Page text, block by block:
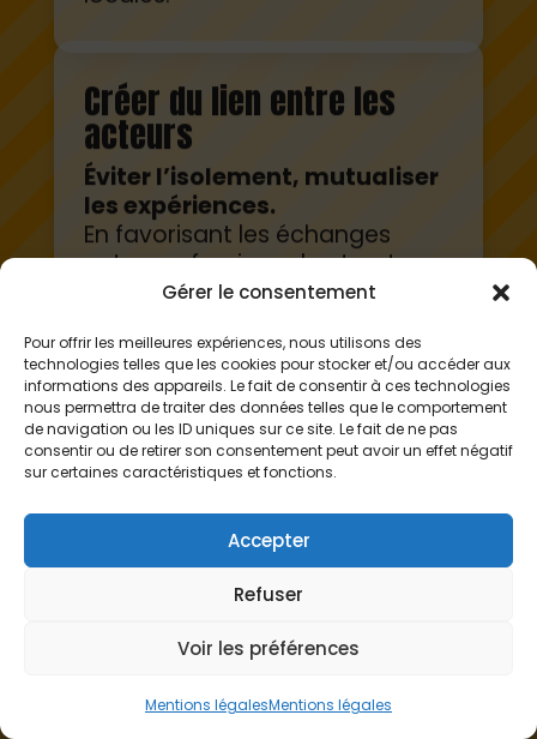
Gérer le consentement
Pour offrir les meilleures expériences, nous utilisons des
technologies telles que les cookies pour stocker et/ou accéder aux
informations des appareils. Le fait de consentir à ces technologies
nous permettra de traiter des données telles que le comportement
de navigation ou les ID uniques sur ce site. Le fait de ne pas
consentir ou de retirer son consentement peut avoir un effet négatif
sur certaines caractéristiques et fonctions.
Accepter
Refuser
Voir les préférences
Mentions légalesMentions légales
Créer du lien entre les
acteurs
Éviter l’isolement, mutualiser
les expériences.
En favorisant les échanges
entre professionnels, structures
ou territoires, vous aidez à
collective précieuse. Ces
croisements nourrissent les
pratiques et rompent
l’isolement des petites
structures.